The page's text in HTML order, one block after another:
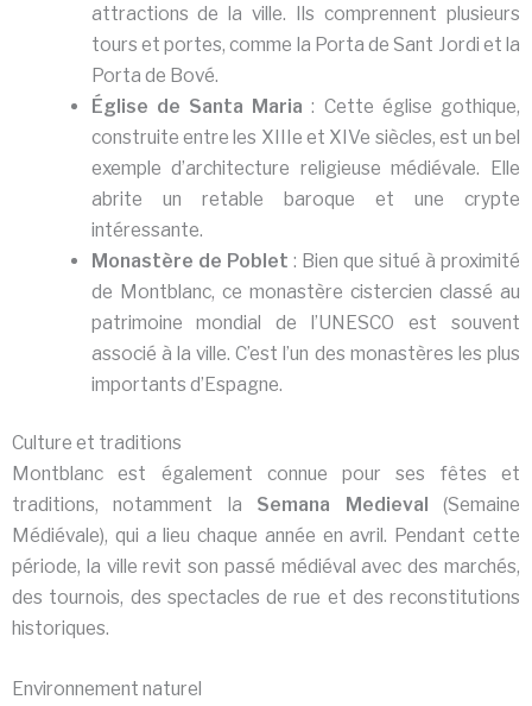
attractions de la ville. Ils comprennent plusieurs
tours et portes, comme la Porta de Sant Jordi et la
Porta de Bové.
Église de Santa Maria : Cette église gothique,
construite entre les XIIIe et XIVe siècles, est un bel
exemple d’architecture religieuse médiévale. Elle
abrite un retable baroque et une crypte
intéressante.
Monastère de Poblet : Bien que situé à proximité
de Montblanc, ce monastère cistercien classé au
patrimoine mondial de l’UNESCO est souvent
associé à la ville. C’est l’un des monastères les plus
importants d’Espagne.
Culture et traditions
Montblanc est également connue pour ses fêtes et
traditions, notamment la Semana Medieval
(Semaine
Médiévale), qui a lieu chaque année en avril. Pendant cette
période, la ville revit son passé médiéval avec des marchés,
des tournois, des spectacles de rue et des reconstitutions
historiques.
Environnement naturel